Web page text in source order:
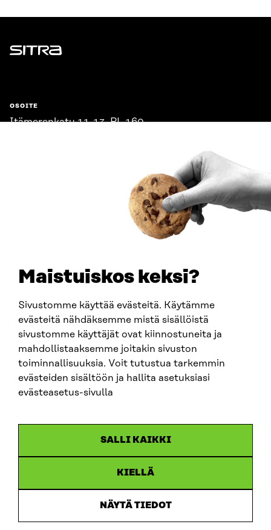
Maistuiskos keksi?
Sivustomme käyttää evästeitä. Käytämme
evästeitä nähdäksemme mistä sisällöistä
sivustomme käyttäjät ovat kiinnostuneita ja
mahdollistaaksemme joitakin sivuston
toiminnallisuuksia. Voit tutustua tarkemmin
evästeiden sisältöön ja hallita asetuksiasi
evästeasetus-sivulla
SALLI KAIKKI
KIELLÄ
NÄYTÄ TIEDOT
Sitra
OSOITE
Itämerenkatu 11-13, PL 160,
SITRA SOSIAALISESSA MEDIASSA
LinkedIn
Instagram
YouTube
Saavutettavuusseloste
Asiakirjajulkisuus